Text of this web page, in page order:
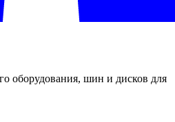
оборудования, шин и дисков для